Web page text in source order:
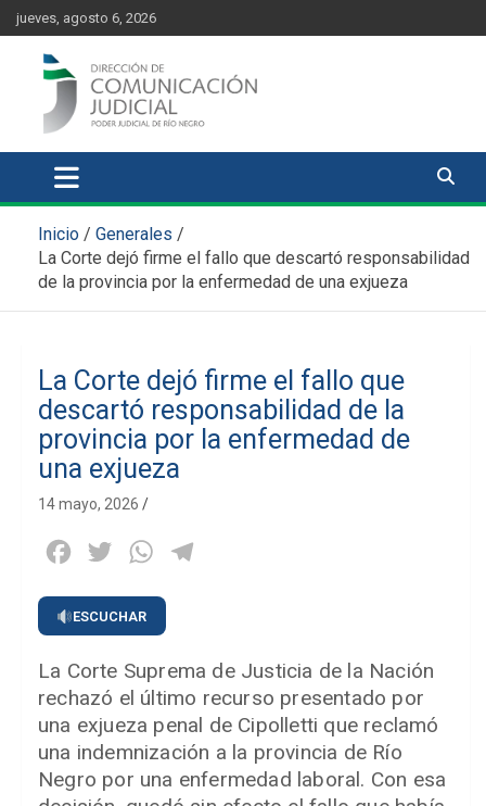
content
Skip
to
content
jueves, agosto 6, 2026
Comunicación Judicial
Inicio
Generales
La Corte dejó firme el fallo que descartó responsabilidad
de la provincia por la enfermedad de una exjueza
La Corte dejó firme el fallo que
descartó responsabilidad de la
provincia por la enfermedad de
una exjueza
14 mayo, 2026
Facebook
Twitter WhatsApp
ESCUCHAR
La Corte Suprema de Justicia de la Nación
rechazó el último recurso presentado por
una exjueza penal de Cipolletti que reclamó
una indemnización a la provincia de Río
Negro por una enfermedad laboral. Con esa